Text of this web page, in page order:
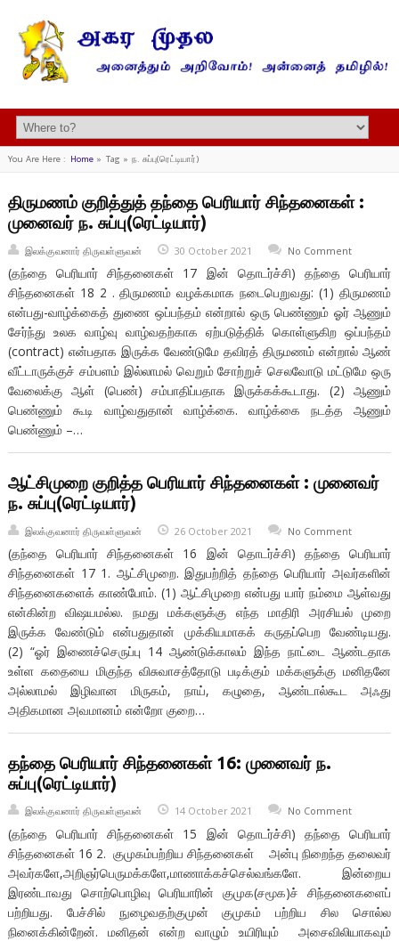
You Are Here : Home» Tag » ந. சுப்பு(ரெட்டியார்)
திருமணம் குறித்துத் தந்தை பெரியார் சிந்தனைகள் :
முனைவர் ந. சுப்பு(ரெட்டியார்)
இலக்குவனார் திருவள்ளுவன் 30 October 2021 No Comment
(தந்தை பெரியார் சிந்தனைகள் 17 இன் தொடர்ச்சி) தந்தை பெரியார்
சிந்தனைகள் 18 2 . திருமணம் வழக்கமாக நடைபெறுவது: (1) திருமணம்
என்பது-வாழ்க்கைத் துணை ஒப்பந்தம் என்றால் ஒரு பெண்ணும் ஓர் ஆணும்
சேர்ந்து உலக வாழ்வு வாழ்வதற்காக ஏற்படுத்திக் கொள்ளுகிற ஒப்பந்தம்
(contract) என்பதாக இருக்க வேண்டுமே தவிரத் திருமணம் என்றால் ஆண்
வீட்டாருக்குச் சம்பளம் இல்லாமல் வெறும் சோற்றுச் செலவோடு மட்டுமே ஒரு
வேலைக்கு ஆள் (பெண்) சம்பாதிப்பதாக இருக்கக்கூடாது. (2) ஆணும்
பெண்ணும் கூடி வாழ்வதுதான் வாழ்க்கை. வாழ்க்கை நடத்த ஆணும்
பெண்ணும் –…
ஆட்சிமுறை குறித்த பெரியார் சிந்தனைகள் : முனைவர்
ந. சுப்பு(ரெட்டியார்)
இலக்குவனார் திருவள்ளுவன் 26 October 2021 No Comment
(தந்தை பெரியார் சிந்தனைகள் 16 இன் தொடர்ச்சி) தந்தை பெரியார்
சிந்தனைகள் 17 1. ஆட்சிமுறை. இதுபற்றித் தந்தை பெரியார் அவர்களின்
சிந்தனைகளைக் காண்போம். (1) ஆட்சிமுறை என்பது யார் நம்மை ஆள்வது
என்கின்ற விஷயமல்ல. நமது மக்களுக்கு எந்த மாதிரி அரசியல் முறை
இருக்க வேண்டும் என்பதுதான் முக்கியமாகக் கருதப்பெற வேண்டியது.
(2) “ஓர் இணைச்செருப்பு 14 ஆண்டுக்காலம் இந்த நாட்டை ஆண்டதாக
உள்ள கதையை மிகுந்த விசுவாசத்தோடு படிக்கும் மக்களுக்கு மனிதனே
அல்லாமல் இழிவான மிருகம், நாய், கழுதை, ஆண்டால்கூட அஃது
அதிகமான அவமானம் என்றோ குறை…
தந்தை பெரியார் சிந்தனைகள் 16: முனைவர் ந.
சுப்பு(ரெட்டியார்)
இலக்குவனார் திருவள்ளுவன் 14 October 2021 No Comment
(தந்தை பெரியார் சிந்தனைகள் 15 இன் தொடர்ச்சி) தந்தை பெரியார்
சிந்தனைகள் 16 2. குமுகம்பற்றிய சிந்தனைகள் அன்பு நிறைந்த தலைவர்
அவர்களே,அறிஞர்பெருமக்களே,மாணாக்கச்செல்வங்களே. இன்றைய
இரண்டாவது சொற்பொழிவு பெரியாரின் குமுக(சமூக)ச் சிந்தனைகளைப்
பற்றியது. பேச்சில் நுழைவதற்குமுன் குமுகம் பற்றிய சில சொல்ல
நினைக்கின்றேன். மனிதன் என்ற வாழும் உயிரியும் அசைவிலியாகவும்